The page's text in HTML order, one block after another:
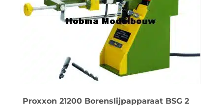
Proxxon 21200 Borenslijpapparaat BSG 2